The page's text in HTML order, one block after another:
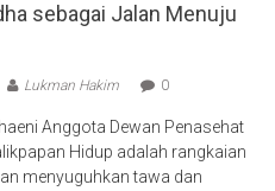
sebagai Jalan Menuju
Lukman Hakim 0
Anggota Dewan Penasehat
Hidup adalah rangkaian
menyuguhkan tawa dan